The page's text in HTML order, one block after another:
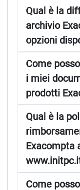
Qual è la
archivio
opzioni
Come
i miei
prodotti
Qual è la
Exacompta
Come